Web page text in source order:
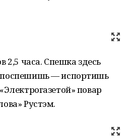
2,5 часа. Спешка здесь
— испортишь
повар
Рустэм.